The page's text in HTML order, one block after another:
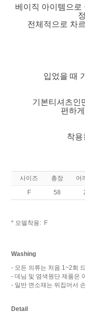
베이직 아이템으
전체적으로 차
입었을 때
기본티셔츠인
편하
착
사이즈 총장 어
F
58
* 모델착용: F
Washing
- 모든 의류는 처음 1~2회
- 데님 및 염색원단 제품은
- 일반 면소재는 뒤집어서
Detail